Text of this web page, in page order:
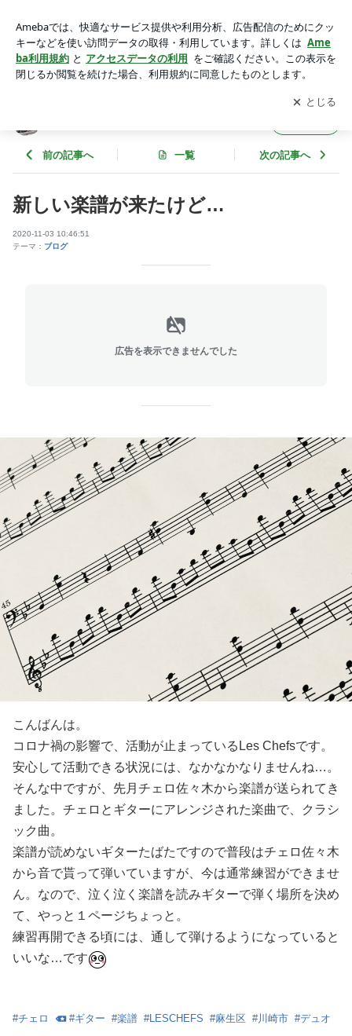
アプリをダウンロードして ブログの更新通知
を受け取りまし
ょう。
開く
前の記事へ 一覧 次の記事へ
新しい楽譜が来たけど…
2020-11-03 10:46:51
テーマ： ブログ
広告を表示できませんでした
こんばんは。
コロナ禍の影響で、活動が止まっているLes Chefsです。
安心して活動できる状況には、なかなかなりませんね…。
そんな中ですが、先月チェロ佐々木から楽譜が送られてき
ました。チェロとギターにアレンジされた楽曲で、クラシ
ック曲。
楽譜が読めないギターたばたですので普段はチェロ佐々木
から音で貰って弾いていますが、今は通常練習ができませ
ん。なので、泣く泣く楽譜を読みギターで弾く場所を決め
て、やっと１ページちょっと。
練習再開できる頃には、通して弾けるようになっていると
いいな…です
#チェロ #ギター #楽譜 #LESCHEFS #麻生区 #川崎市 #デュオ